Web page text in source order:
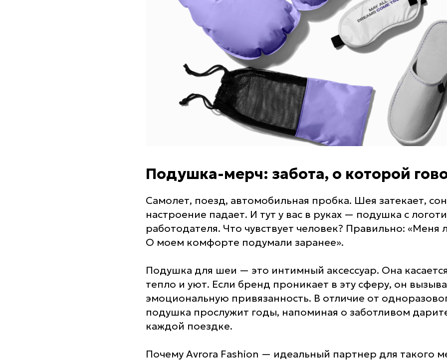
Подушка-мерч: забота, о которой
Самолет, поезд, автомобильная пробка. Шея затекает,
настроение падает. И тут у вас в руках — подушка с
работодателя. Что чувствует человек? Правильно: «Меня
О моем комфорте подумали заранее».
Подушка для шеи — это интимный аксессуар. Она
тепло и уют. Если бренд проникает в эту сферу, он
эмоциональную привязанность. В отличие от
подушка прослужит годы, напоминая о заботливом
каждой поездке.
Почему Avrora Fashion — идеальный партнер для такого